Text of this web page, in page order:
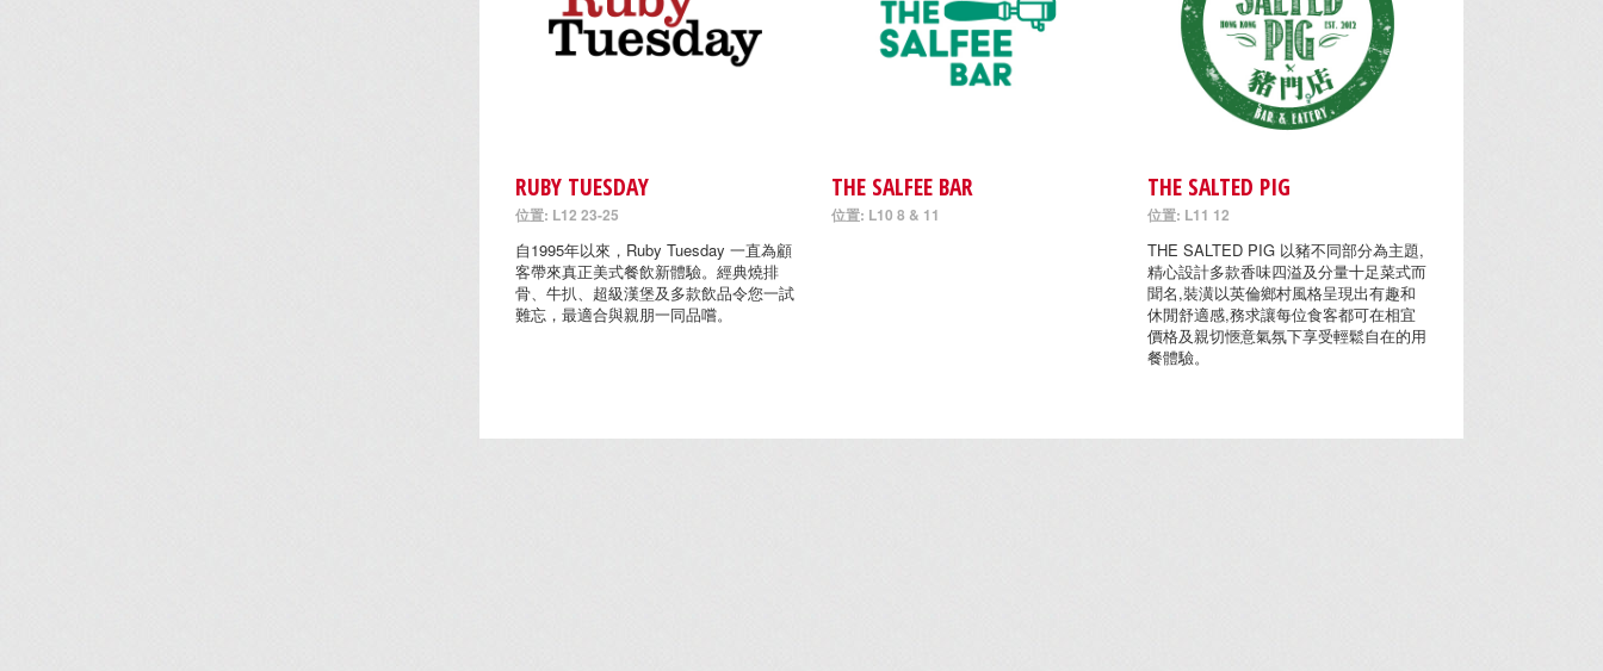
RUBY TUESDAY
位置: L12 23-25
自1995年以來，Ruby Tuesday 一直為顧
客帶來真正美式餐飲新體驗。經典燒排
骨、牛扒、超級漢堡及多款飲品令您一試
難忘，最適合與親朋一同品嚐。
THE SALFEE BAR
位置: L10 8 & 11
THE SALTED PIG
位置: L11 12
THE SALTED PIG 以豬不同部分為主題,
精心設計多款香味四溢及分量十足菜式而
聞名,裝潢以英倫鄉村風格呈現出有趣和
休閒舒適感,務求讓每位食客都可在相宜
價格及親切愜意氣氛下享受輕鬆自在的用
餐體驗。